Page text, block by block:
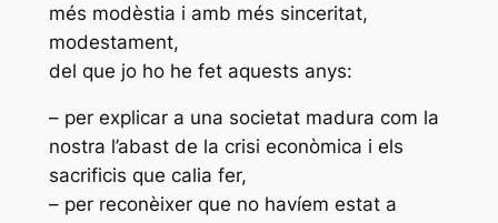
més modèstia i amb més sinceritat,
modestament,
del que jo ho he fet aquests anys:
– per explicar a una societat madura com la
nostra l’abast de la crisi econòmica i els
sacrificis que calia fer,
– per reconèixer que no havíem estat a